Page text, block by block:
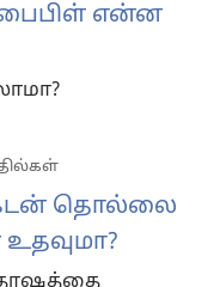
பைபிள் என்ன
கடன் தொல்லை